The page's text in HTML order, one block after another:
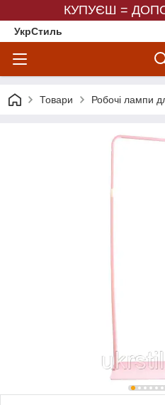
КУПУЄШ =
УкрСтиль
Товари Робочі лампи